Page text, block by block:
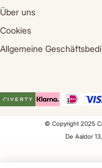
Über uns
Cookies
Allgemeine
© Copyright 2025
De Aaldor